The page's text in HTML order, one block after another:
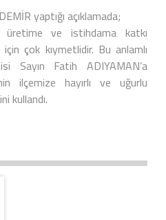
yaptığı açıklamada;
üretime ve istihdama katkı
çok kıymetlidir. Bu anlamlı
Sayın Fatih ADIYAMAN’a
ilçemize hayırlı ve uğurlu
kullandı.